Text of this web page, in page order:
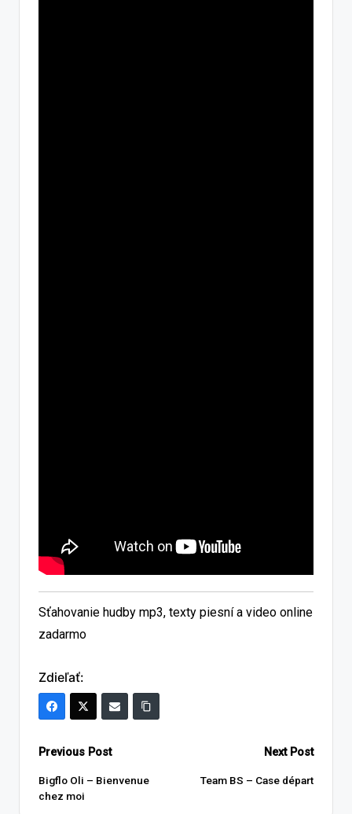
Sťahovanie hudby mp3, texty piesní a video online
zadarmo
Zdieľať:
Post
navigation
Previous Post
Bigflo Oli – Bienvenue
chez moi
Next Post
Team BS – Case départ